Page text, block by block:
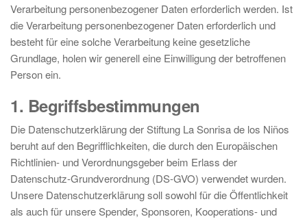
Verarbeitung personenbezogener Daten erforderlich werden. Ist
die Verarbeitung personenbezogener Daten erforderlich und
besteht für eine solche Verarbeitung keine gesetzliche
Grundlage, holen wir generell eine Einwilligung der betroffenen
Person ein.
1. Begriffsbestimmungen
Die Datenschutzerklärung der Stiftung La Sonrisa de los Niños
beruht auf den Begrifflichkeiten, die durch den Europäischen
Richtlinien- und Verordnungsgeber beim Erlass der
Datenschutz-Grundverordnung (DS-GVO) verwendet wurden.
Unsere Datenschutzerklärung soll sowohl für die Öffentlichkeit
als auch für unsere Spender, Sponsoren, Kooperations- und